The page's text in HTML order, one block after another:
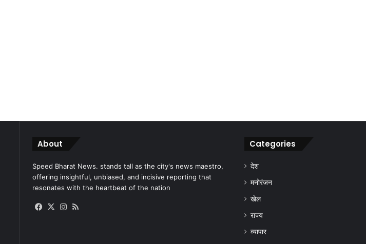
About
Speed Bharat News. stands tall as the city's news maestro,
offering insightful, unbiased, and incisive reporting that
resonates with the heartbeat of the nation
Facebook
X Instagram
Categories
देश
मनोरंजन
खेल
राज्य
व्यापार